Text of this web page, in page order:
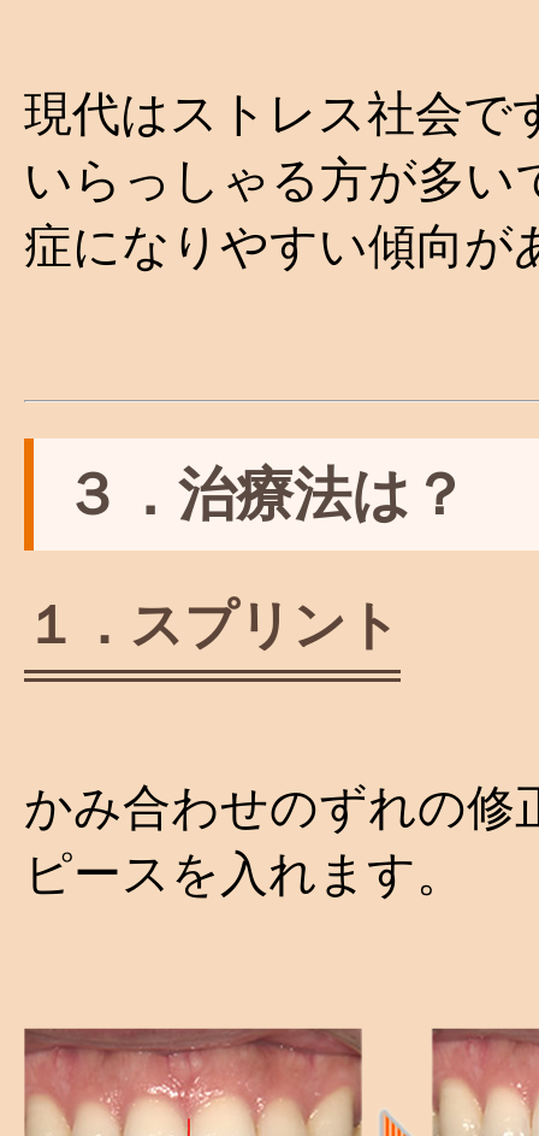
現代はストレス社会で
いらっしゃる方が多い
症になりやすい傾向が
３．治療法は？
１．スプリント
かみ合わせのずれの修
ピースを入れます。